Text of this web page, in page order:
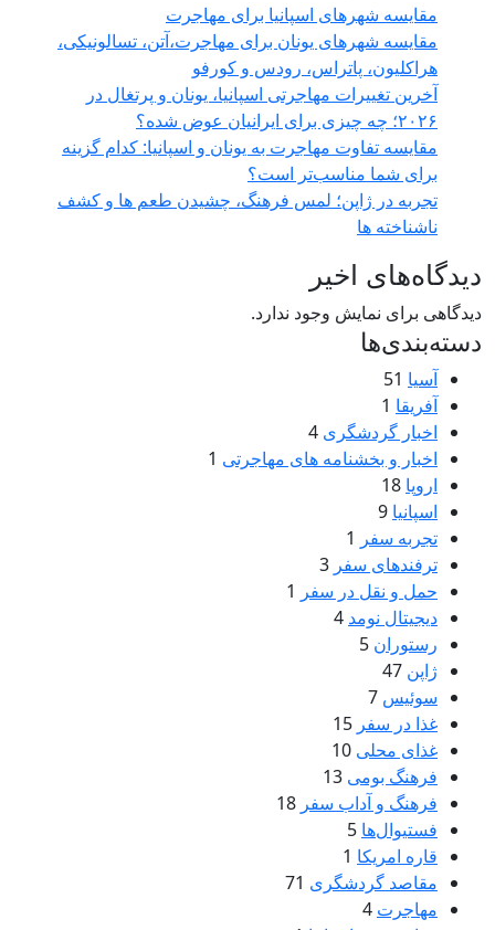
مقایسه شهرهای اسپانیا برای مهاجرت
مقایسه شهرهای یونان برای مهاجرت،آتن، تسالونیکی،
هراکلیون، پاتراس، رودس و کورفو
آخرین تغییرات مهاجرتی اسپانیا، یونان و پرتغال در
۲۰۲۶؛ چه چیزی برای ایرانیان عوض شده؟
مقایسه تفاوت مهاجرت به یونان و اسپانیا: کدام گزینه
برای شما مناسب‌تر است؟
تجربه در ژاپن؛ لمس فرهنگ، چشیدن طعم‌ ها و کشف
ناشناخته‌ ها
دیدگاه‌های اخیر
دیدگاهی برای نمایش وجود ندارد.
دسته‌بندی‌ها
آسیا51
آفریقا1
اخبار گردشگری 4
اخبار و بخشنامه های مهاجرتی 1
اروپا18
اسپانیا9
تجربه سفر1
ترفندهای سفر3
حمل و نقل در سفر1
دیجیتال نومد4
رستوران 5
ژاپن 47
سوئیس 7
غذا در سفر15
غذای محلی 10
فرهنگ بومی 13
فرهنگ و آداب سفر18
فستیوال‌ها5
قاره امریکا1
مقاصد گردشگری 71
مهاجرت4